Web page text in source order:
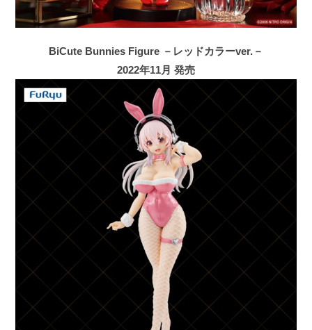
BiCute Bunnies Figure －レッドカラーver.－
2022年11月 発売